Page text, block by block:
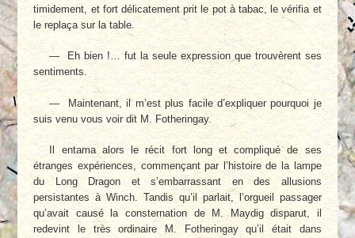
timidement, et fort délicatement prit le pot à tabac, le vérifia et
le replaça sur la table.
— Eh bien !… fut la seule expression que trouvèrent ses
sentiments.
— Maintenant, il m’est plus facile d’expli­quer pourquoi je
suis venu vous voir dit M. Fo­theringay.
Il entama alors le récit fort long et compli­qué de ses
étranges expériences, commençant par l’histoire de la lampe
du Long Dragon et s’embarrassant en des allusions
persistantes à Winch. Tandis qu’il parlait, l’orgueil passager
qu’avait causé la consternation de M. Maydig disparut, il
redevint le très ordinaire M. Fothe­ringay qu’il était dans